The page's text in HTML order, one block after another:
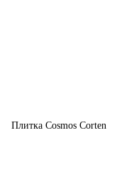
Плитка Cosmos Corten